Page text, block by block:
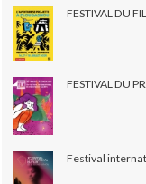
FESTIVAL DU
FESTIVAL DU
Festival